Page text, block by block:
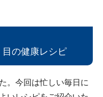
の健康レシピ
。今回は忙しい毎日に